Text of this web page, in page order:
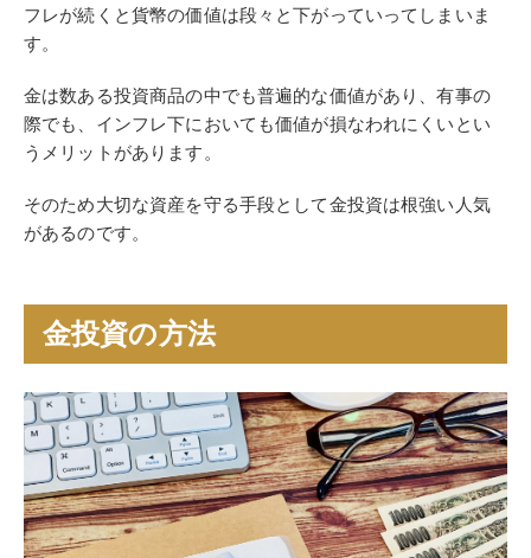
フレが続くと貨幣の価値は段々と下がっていってしまいま
す。
金は数ある投資商品の中でも普遍的な価値があり、有事の
際でも、インフレ下においても価値が損なわれにくいとい
うメリットがあります。
そのため大切な資産を守る手段として金投資は根強い人気
があるのです。
金投資の方法